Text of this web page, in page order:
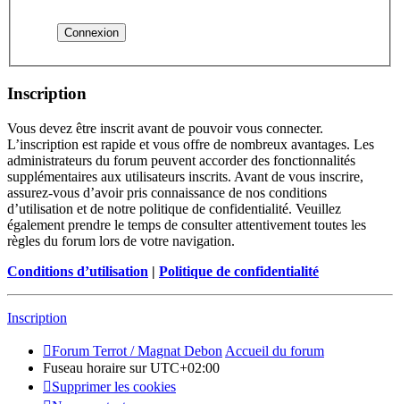
Inscription
Vous devez être inscrit avant de pouvoir vous connecter.
L’inscription est rapide et vous offre de nombreux avantages. Les
administrateurs du forum peuvent accorder des fonctionnalités
supplémentaires aux utilisateurs inscrits. Avant de vous inscrire,
assurez-vous d’avoir pris connaissance de nos conditions
d’utilisation et de notre politique de confidentialité. Veuillez
également prendre le temps de consulter attentivement toutes les
règles du forum lors de votre navigation.
Conditions d’utilisation | Politique de confidentialité
Inscription
Forum Terrot / Magnat Debon Accueil du forum
Fuseau horaire surUTC+02:00
Supprimer les cookies